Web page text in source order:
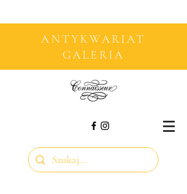
ANTYKWARIAT
GALERIA